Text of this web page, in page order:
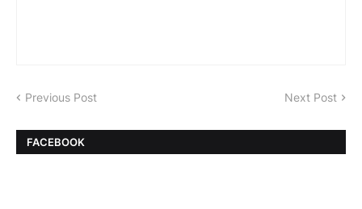
Previous Post Next Post
FACEBOOK